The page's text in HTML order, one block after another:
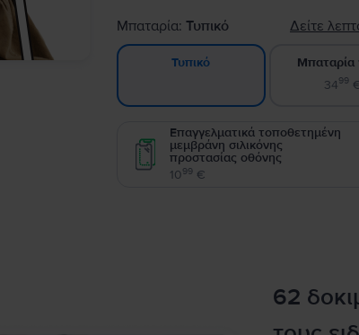
Μπαταρία:Τυπικό Δείτε
Τυπικό
Μπαταρία
3499
Επαγγελματικά τοποθετημένη
μεμβράνη σιλικόνης
προστασίας οθόνης
1099 €
62